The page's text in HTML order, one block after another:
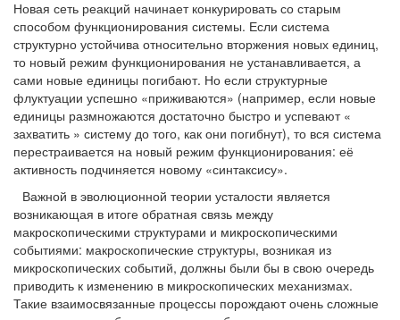
Новая сеть реакций начинает конкурировать со старым
способом функционирования системы. Если система
структурно устойчива относительно вторжения новых единиц,
то новый режим функционирования не устанавливается, а
сами новые единицы погибают. Но если структурные
флуктуации успешно «приживаются» (например, если новые
единицы размножаются достаточно быстро и успевают «
захватить » систему до того, как они погибнут), то вся система
перестраивается на новый режим функционирования: её
активность подчиняется новому «синтаксису».
Важной в эволюционной теории усталости является
возникающая в итоге обратная связь между
макроскопическими структурами и микроскопическими
событиями: макроскопические структуры, возникая из
микроскопических событий, должны были бы в свою очередь
приводить к изменению в микроскопических механизмах.
Такие взаимосвязанные процессы порождают очень сложные